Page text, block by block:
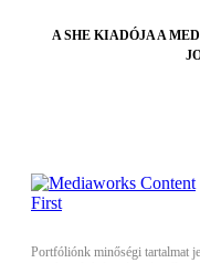
A SHE KIADÓJA A
Portfóliónk minőségi tartalmat